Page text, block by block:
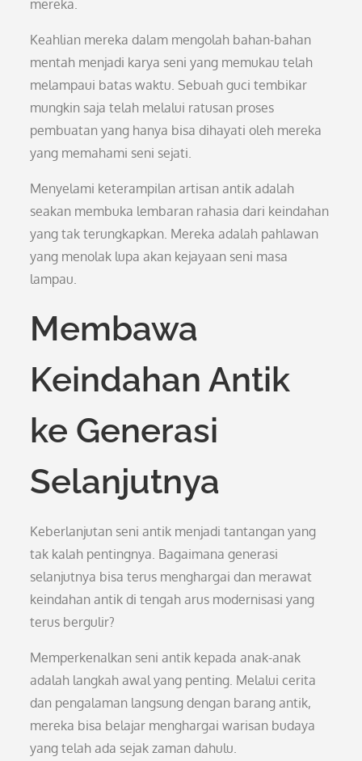
mereka.
Keahlian mereka dalam mengolah bahan-bahan
mentah menjadi karya seni yang memukau telah
melampaui batas waktu. Sebuah guci tembikar
mungkin saja telah melalui ratusan proses
pembuatan yang hanya bisa dihayati oleh mereka
yang memahami seni sejati.
Menyelami keterampilan artisan antik adalah
seakan membuka lembaran rahasia dari keindahan
yang tak terungkapkan. Mereka adalah pahlawan
yang menolak lupa akan kejayaan seni masa
lampau.
Membawa
Keindahan Antik
ke Generasi
Selanjutnya
Keberlanjutan seni antik menjadi tantangan yang
tak kalah pentingnya. Bagaimana generasi
selanjutnya bisa terus menghargai dan merawat
keindahan antik di tengah arus modernisasi yang
terus bergulir?
Memperkenalkan seni antik kepada anak-anak
adalah langkah awal yang penting. Melalui cerita
dan pengalaman langsung dengan barang antik,
mereka bisa belajar menghargai warisan budaya
yang telah ada sejak zaman dahulu.